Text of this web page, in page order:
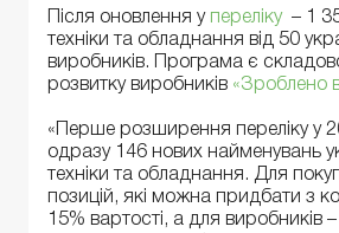
Після оновлення у переліку– 1
техніки та обладнання від 50
виробників. Програма є
розвитку виробників «Зроблено в
«Перше розширення переліку у
одразу 146 нових найменувань
техніки та обладнання. Для
позицій, які можна придбати з
15% вартості, а для виробників